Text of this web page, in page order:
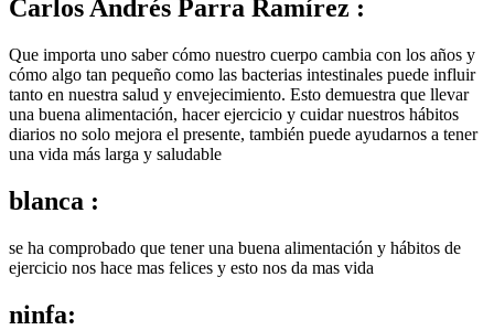
Carlos Andrés Parra Ramírez :
Que importa uno saber cómo nuestro cuerpo cambia con los años y
cómo algo tan pequeño como las bacterias intestinales puede influir
tanto en nuestra salud y envejecimiento. Esto demuestra que llevar
una buena alimentación, hacer ejercicio y cuidar nuestros hábitos
diarios no solo mejora el presente, también puede ayudarnos a tener
una vida más larga y saludable
blanca :
se ha comprobado que tener una buena alimentación y hábitos de
ejercicio nos hace mas felices y esto nos da mas vida
ninfa: